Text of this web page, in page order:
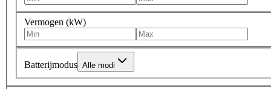
Vermogen (kW)
Batterijmodus Alle modi